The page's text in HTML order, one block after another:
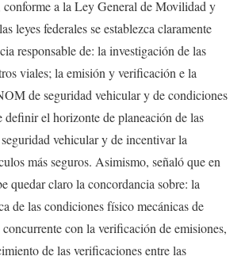
conforme a la Ley General de Movilidad y
leyes federales se establezca claramente
responsable de: la investigación de las
viales; la emisión y verificación e la
de seguridad vehicular y de condiciones
definir el horizonte de planeación de las
vehicular y de incentivar la
más seguros. Asimismo, señaló que en
quedar claro la concordancia sobre: la
de las condiciones físico mecánicas de
con la verificación de emisiones,
de las verificaciones entre las